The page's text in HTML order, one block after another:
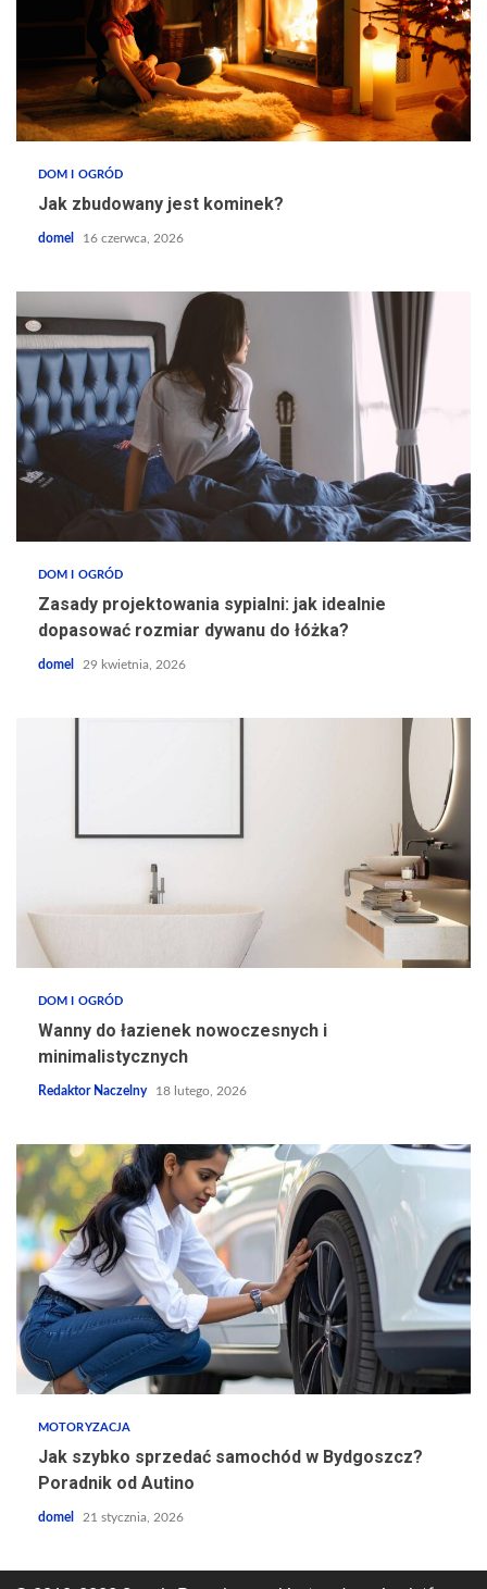
DOM I OGRÓD
Jak zbudowany jest kominek?
domel 16 czerwca, 2026
DOM I OGRÓD
Zasady projektowania sypialni: jak idealnie
dopasować rozmiar dywanu do łóżka?
domel 29 kwietnia, 2026
DOM I OGRÓD
Wanny do łazienek nowoczesnych i
minimalistycznych
Redaktor Naczelny 18 lutego, 2026
MOTORYZACJA
Jak szybko sprzedać samochód w Bydgoszcz?
Poradnik od Autino
domel 21 stycznia, 2026